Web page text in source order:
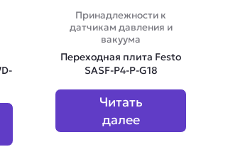
Принадлежности к
датчикам давления и
вакуума
Переходная плита Festo
SASF-P4-P-G18
Читать
далее